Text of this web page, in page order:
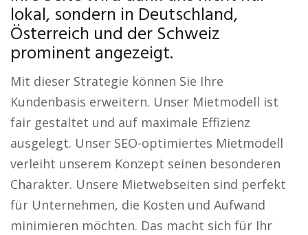
lokal, sondern in Deutschland,
Österreich und der Schweiz
prominent angezeigt.
Mit dieser Strategie können Sie Ihre
Kundenbasis erweitern. Unser Mietmodell ist
fair gestaltet und auf maximale Effizienz
ausgelegt. Unser SEO-optimiertes Mietmodell
verleiht unserem Konzept seinen besonderen
Charakter. Unsere Mietwebseiten sind perfekt
für Unternehmen, die Kosten und Aufwand
minimieren möchten. Das macht sich für Ihr